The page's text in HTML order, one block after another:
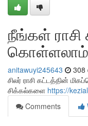
நீங்கள் ராசி
கொள்ளலாம்
anitawuyi245643 308
சிலர் ராசி கட்டத்தின்
சிக்கல்களை https://
Comments